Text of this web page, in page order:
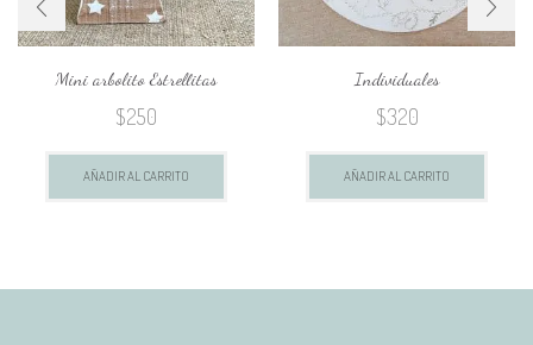
Mini arbolito Estrellitas
$250
AÑADIR AL CARRITO
Individuales
$320
AÑADIR AL CARRITO